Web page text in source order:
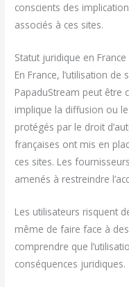
conscients des
associés à ces sites.
Statut juridique en
En France, l’utilisation
PapaduStream peut être
implique la diffusion ou
protégés par le droit
françaises ont mis en
ces sites. Les
amenés à restreindre
Les utilisateurs risquent
même de faire face à
comprendre que
conséquences juridiques.